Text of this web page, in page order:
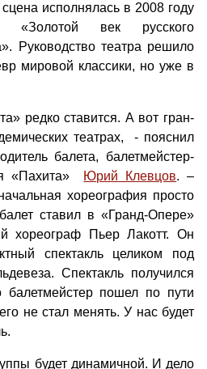
исполнялась в 2008 году
век русского
Руководство театра решило
мировой классики, но уже в
редко ставится. А вот гран-
театрах, - пояснил
балета, балетмейстер-
«Пахита» Юрий Клевцов. –
хореография просто
ставил в «Гранд-Опере»
хореограф Пьер Лакотт. Он
спектакль целиком под
Спектакль получился
пошел по пути
не стал менять. У нас будет
будет динамичной. И дело